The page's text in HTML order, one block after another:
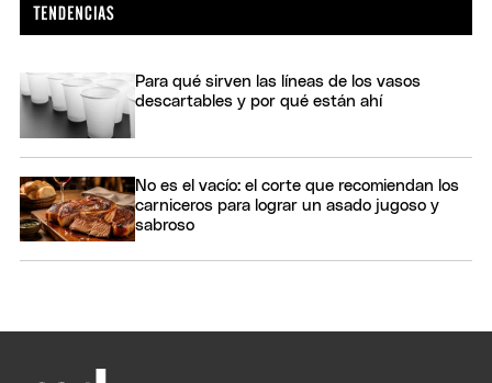
Para qué sirven las líneas de los vasos
descartables y por qué están ahí
No es el vacío: el corte que recomiendan los
carniceros para lograr un asado jugoso y
sabroso